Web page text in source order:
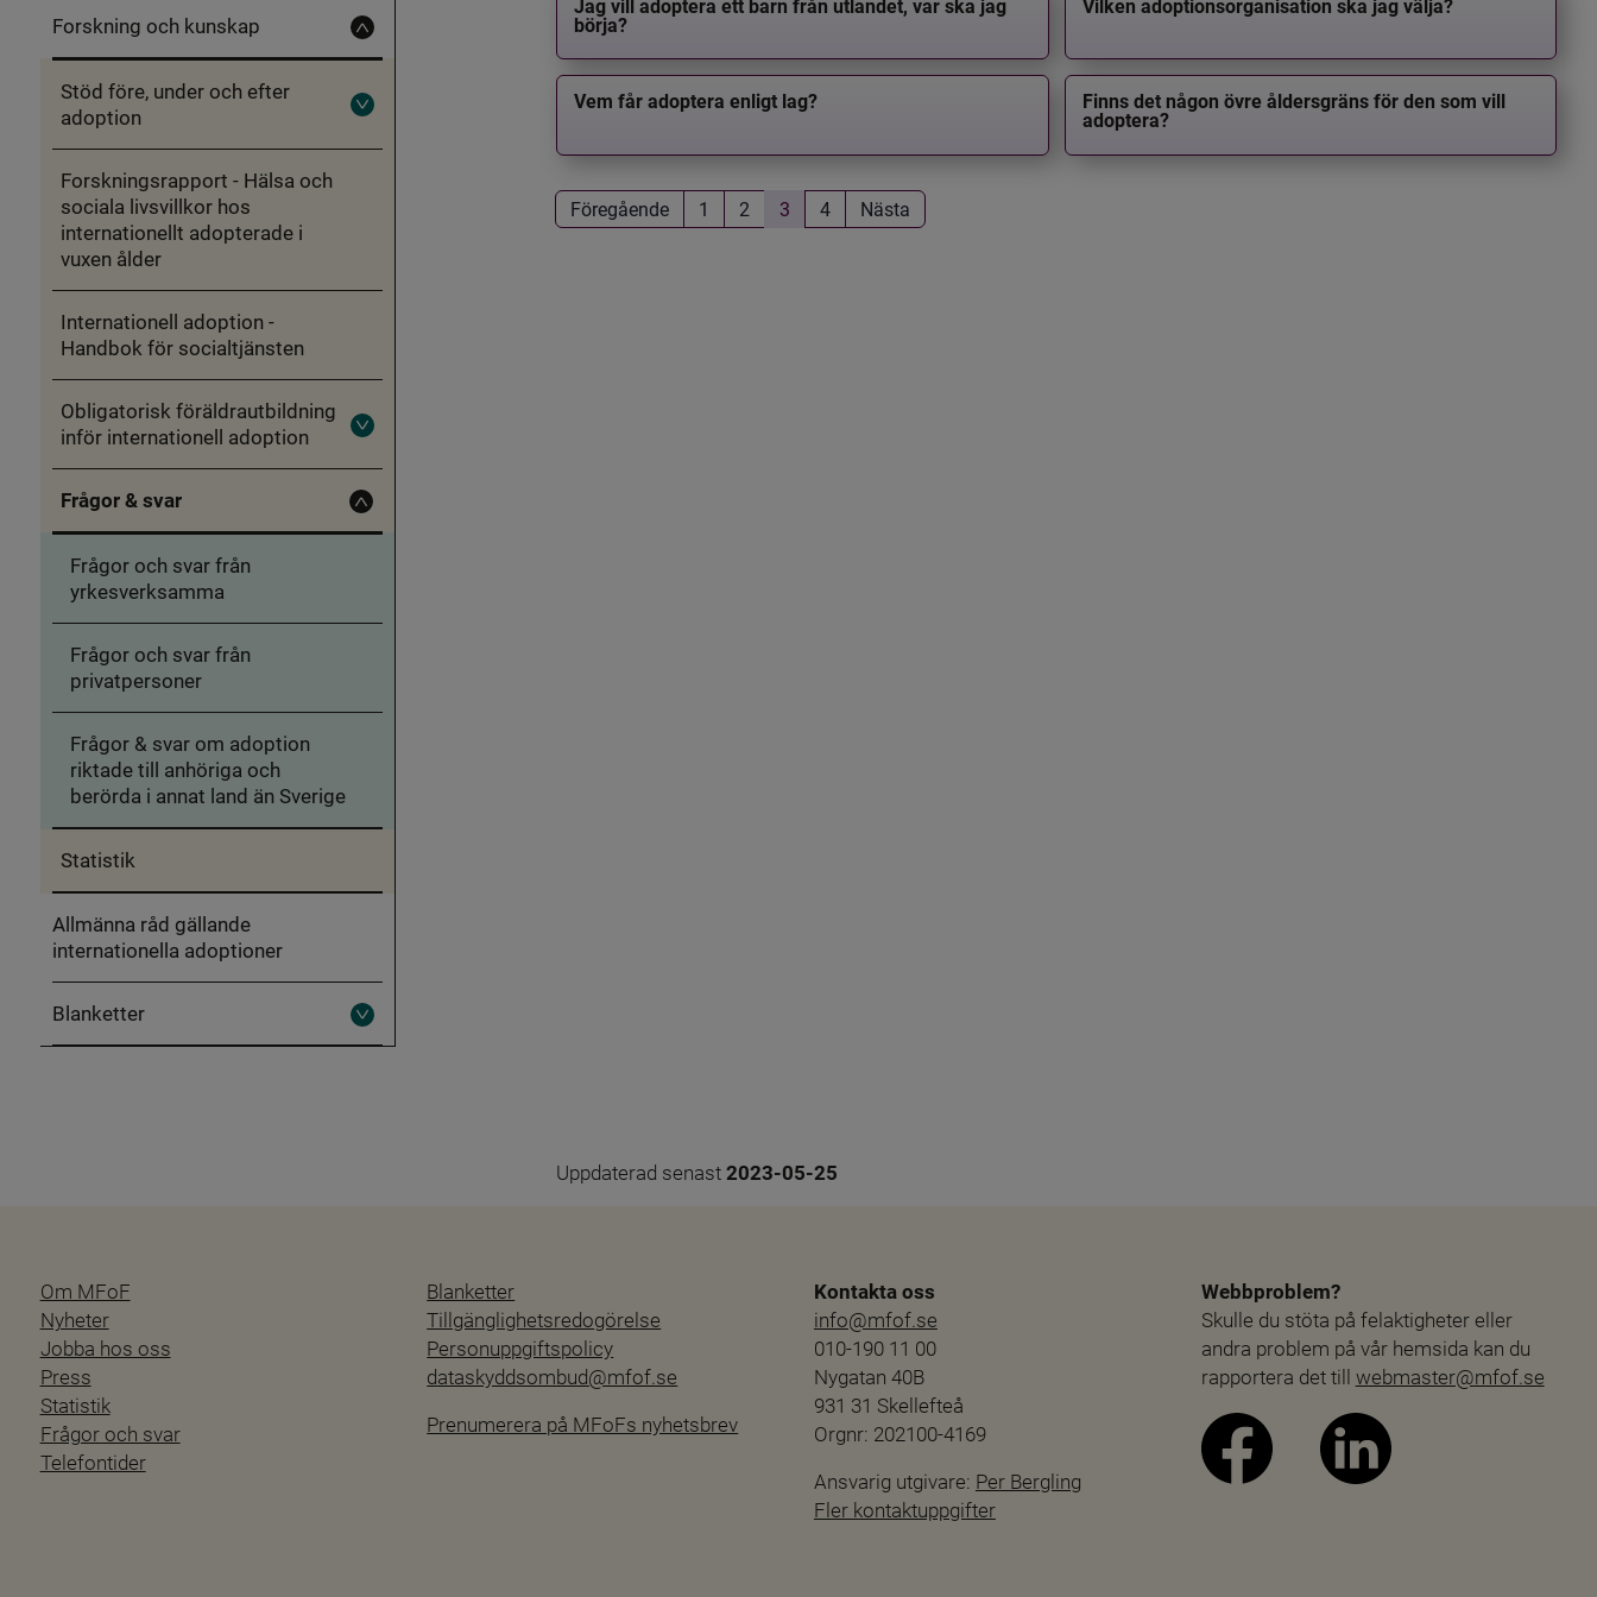
Jag vill adoptera ett barn från utlandet, var ska jag
börja?
Vilken adoptionsorganisation ska jag välja?
Vem får adoptera enligt lag?
Finns det någon övre åldersgräns för den som vill
adoptera?
Föregående 1 2 3 4 Nästa
Forskning och kunskap
Fäll
in
och
kunskap
Stöd före, under och efter
adoption
Fäll
Stöd
Forskningsrapport - Hälsa och
sociala livsvillkor hos
internationellt adopterade i
vuxen ålder
Internationell adoption -
Handbok för socialtjänsten
Obligatorisk föräldrautbildning
inför internationell adoption
Fäll
Obligatorisk
föräldrautbildning
inför
adoption
Frågor & svar
Fäll
in
Frågor och svar från
yrkesverksamma
Frågor och svar från
privatpersoner
Frågor & svar om adoption
riktade till anhöriga och
berörda i annat land än Sverige
Statistik
Allmänna råd gällande
internationella adoptioner
Blanketter
Fäll
ut
Uppdaterad senast 2023-05-25
Om MFoF
Nyheter
Jobba hos oss
Press
Statistik
Frågor och svar
Telefontider
Blanketter
Tillgänglighetsredogörelse
Personuppgiftspolicy
dataskyddsombud@mfof.se
Prenumerera på MFoFs nyhetsbrev
Kontakta oss
info@mfof.se
010-190 11 00
Nygatan 40B
931 31 Skellefteå
Orgnr: 202100-4169
Ansvarig utgivare: Per Bergling
Fler kontaktuppgifter
Webbproblem?
Skulle du stöta på felaktigheter eller
andra problem på vår hemsida kan du
rapportera det till webmaster@mfof.se